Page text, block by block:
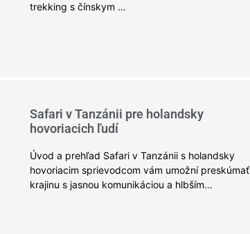
trekking s čínskym …
Safari v Tanzánii pre holandsky
hovoriacich ľudí
Úvod a prehľad Safari v Tanzánii s holandsky
hovoriacim sprievodcom vám umožní preskúmať
krajinu s jasnou komunikáciou a hlbším…